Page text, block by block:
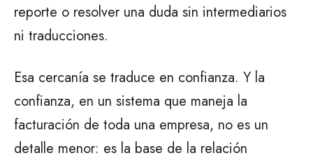
reporte o resolver una duda sin intermediarios
ni traducciones.
Esa cercanía se traduce en confianza. Y la
confianza, en un sistema que maneja la
facturación de toda una empresa, no es un
detalle menor: es la base de la relación